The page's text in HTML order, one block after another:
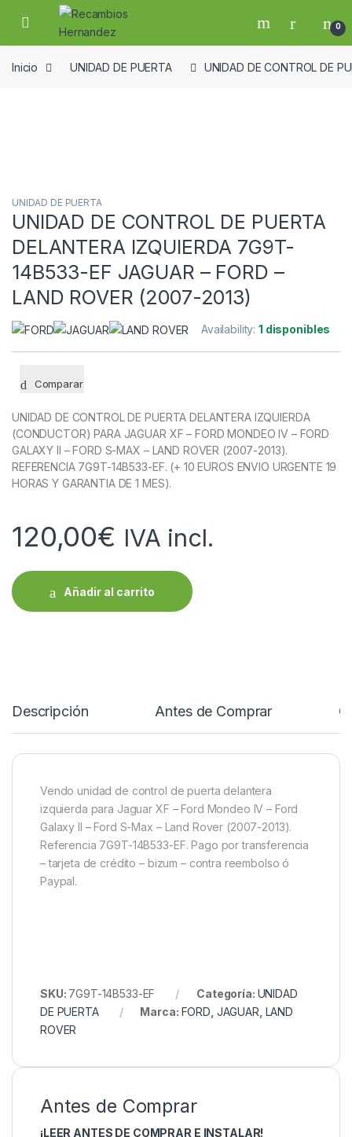
Skip to navigation
Skip to content
Open 0
Inicio UNIDAD DE PUERTA UNIDAD DE CONTROL DE
UNIDAD DE PUERTA
UNIDAD DE CONTROL DE PUERTA
DELANTERA IZQUIERDA 7G9T-
14B533-EF JAGUAR – FORD –
LAND ROVER (2007-2013)
Availability:1 disponibles
Comparar
UNIDAD DE CONTROL DE PUERTA DELANTERA IZQUIERDA
(CONDUCTOR) PARA JAGUAR XF – FORD MONDEO IV – FORD
GALAXY II – FORD S-MAX – LAND ROVER (2007-2013).
REFERENCIA 7G9T-14B533-EF. (+ 10 EUROS ENVIO URGENTE 19
HORAS Y GARANTIA DE 1 MES).
120,00€ IVA incl.
Añadir al carrito
Descripción Antes de Comprar
Vendo unidad de control de puerta delantera
izquierda para Jaguar XF – Ford Mondeo IV – Ford
Galaxy II – Ford S-Max – Land Rover (2007-2013).
Referencia 7G9T-14B533-EF. Pago por transferencia
– tarjeta de crédito – bizum – contra reembolso ó
Paypal.
SKU: 7G9T-14B533-EF Categoría: UNIDAD
DE PUERTA
Marca: FORD JAGUAR LAND
ROVER
Antes de Comprar
¡LEER ANTES DE COMPRAR E INSTALAR!